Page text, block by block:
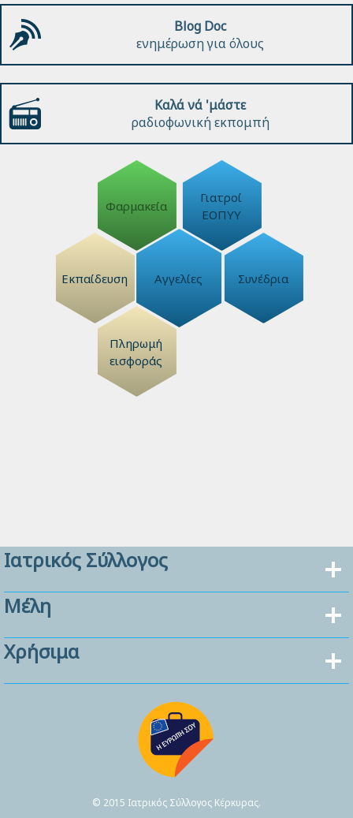
Blog Doc
ενημέρωση για όλους
Καλά νά 'μάστε
ραδιοφωνική εκπομπή
Φαρμακεία
Γιατροί
ΕΟΠΥΥ
Εκπαίδευση Αγγελίες Συνέδρια
Πληρωμή
εισφοράς
Ιατρικός Σύλλογος
Μέλη
Χρήσιμα
© 2015 Ιατρικός Σύλλογος Κέρκυρας.